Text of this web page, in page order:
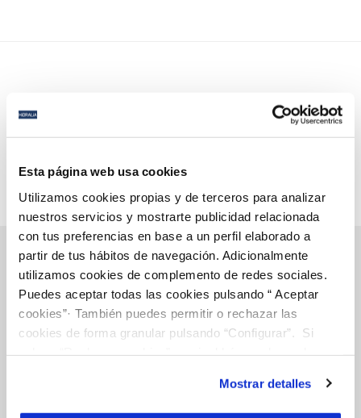
Esta página web usa cookies
Utilizamos cookies propias y de terceros para analizar
nuestros servicios y mostrarte publicidad relacionada
con tus preferencias en base a un perfil elaborado a
partir de tus hábitos de navegación. Adicionalmente
utilizamos cookies de complemento de redes sociales.
Puedes aceptar todas las cookies pulsando “ Aceptar
cookies”· También puedes permitir o rechazar las
cookies de forma granular pulsando “Configurar”. Si
son indispensables para que el sitio web funcione y que
por tanto no se pueden desactivar. Puedes consultar
Mostrar detalles
Gestiones Online
FACTURAS, PAGOS Y CONSUMOS
MODIFICACIÓN DE DATOS